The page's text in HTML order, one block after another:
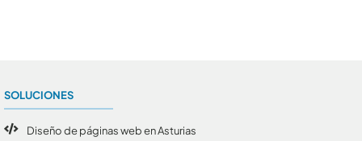
SOLUCIONES
Diseño de páginas web en Asturias